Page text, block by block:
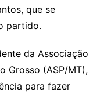
que se
partido.
da Associação
Grosso (ASP/MT),
para fazer